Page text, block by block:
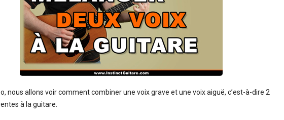
nous allons voir comment combiner une voix grave et une voix aiguë, c’est-à-dire 2
à la guitare.